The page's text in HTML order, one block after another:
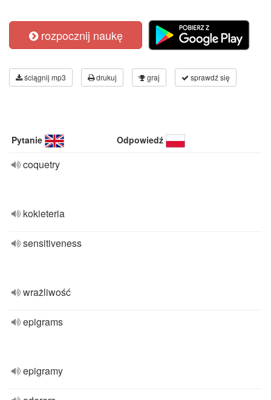
rozpocznij naukę
ściągnij mp3 drukuj graj sprawdź się
Pytanie Odpowiedź
coquetry
kokieteria
sensitiveness
wrażliwość
epigrams
epigramy